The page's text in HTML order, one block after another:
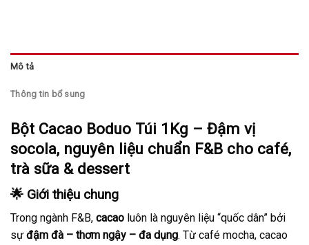
Mô tả
Thông tin bổ sung
Bột Cacao Boduo Túi 1Kg – Đậm vị
socola, nguyên liệu chuẩn F&B cho café,
trà sữa & dessert
🌟 Giới thiệu chung
Trong ngành F&B, cacao luôn là nguyên liệu “quốc dân” bởi
sự đậm đà – thơm ngậy – đa dụng. Từ café mocha, cacao